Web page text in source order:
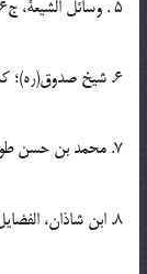
5 . وسائل الشيعة، ج16، ص240.
6. شيخ صدوق(ره)؛ كمال الدين و تمام النعمة، ج1، ص284، ح37.
7. محمد بن حسن طوسي(ره) ؛ كتاب الغيبة ص150، ح111.
8. ابن شاذان، الفضايل، ص158.